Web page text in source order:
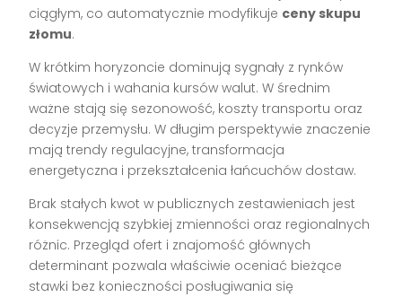
ciągłym, co automatycznie modyfikuje ceny skupu
złomu.
W krótkim horyzoncie dominują sygnały z rynków
światowych i wahania kursów walut. W średnim
ważne stają się sezonowość, koszty transportu oraz
decyzje przemysłu. W długim perspektywie znaczenie
mają trendy regulacyjne, transformacja
energetyczna i przekształcenia łańcuchów dostaw.
Brak stałych kwot w publicznych zestawieniach jest
konsekwencją szybkiej zmienności oraz regionalnych
różnic. Przegląd ofert i znajomość głównych
determinant pozwala właściwie oceniać bieżące
stawki bez konieczności posługiwania się